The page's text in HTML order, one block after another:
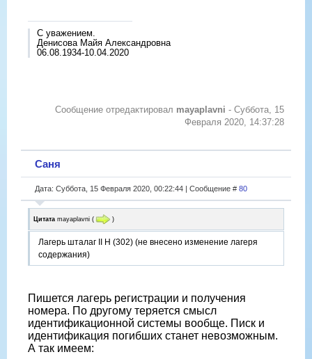
С уважением.
Денисова Майя Александровна
06.08.1934-10.04.2020
Сообщение отредактировал mayaplavni - Суббота, 15
Февраля 2020, 14:37:28
Саня
Дата: Суббота, 15 Февраля 2020, 00:22:44 | Сообщение # 80
Цитата mayaplavni ( )
Лагерь шталаг II H (302) (не внесено изменение лагеря
содержания)
Пишется лагерь регистрации и получения
номера. По другому теряется смысл
идентификационной системы вообще. Писк и
идентификация погибших станет невозможным.
А так имеем: